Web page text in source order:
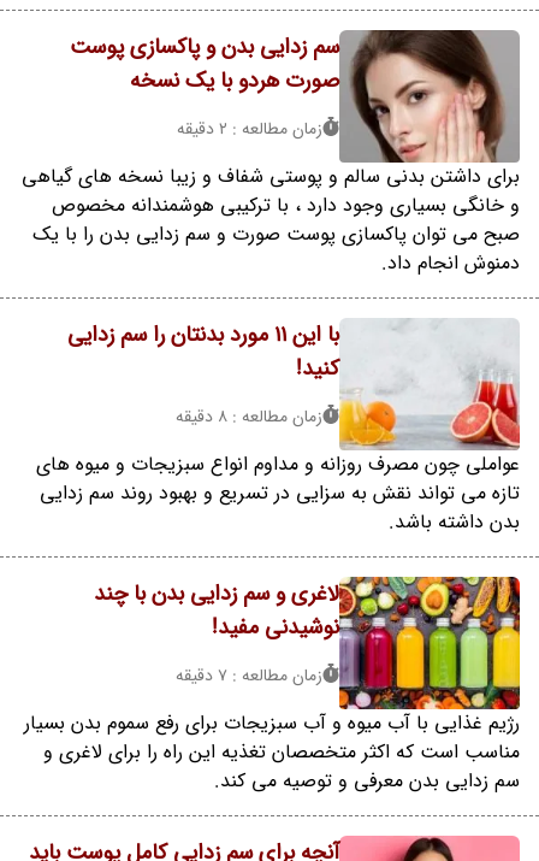
سم زدایی بدن و پاکسازی پوست
صورت هردو با یک نسخه
زمان مطالعه : 2 دقیقه
برای داشتن بدنی سالم و پوستی شفاف و زیبا نسخه های گیاهی
و خانگی بسیاری وجود دارد ، با ترکیبی هوشمندانه مخصوص
صبح می توان پاکسازی پوست صورت و سم زدایی بدن را با یک
دمنوش انجام داد.
با این 11 مورد بدنتان را سم زدایی
کنید!
زمان مطالعه : 8 دقیقه
عواملی چون مصرف روزانه و مداوم انواع سبزیجات و میوه های
تازه می تواند نقش به سزایی در تسریع و بهبود روند سم زدایی
بدن داشته باشد.
لاغری و سم زدایی بدن با چند
نوشیدنی مفید!
زمان مطالعه : 7 دقیقه
رژیم غذایی با آب میوه و آب سبزیجات برای رفع سموم بدن بسیار
مناسب است که اکثر متخصصان تغذیه این راه را برای لاغری و
سم زدایی بدن معرفی و توصیه می کند.
آنچه برای سم زدایی کامل پوست باید